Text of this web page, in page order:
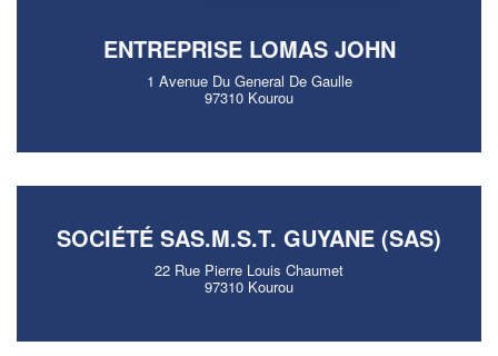
ENTREPRISE LOMAS JOHN
1 Avenue Du General De Gaulle
97310 Kourou
SOCIÉTÉ SAS.M.S.T. GUYANE (SAS)
22 Rue Pierre Louis Chaumet
97310 Kourou